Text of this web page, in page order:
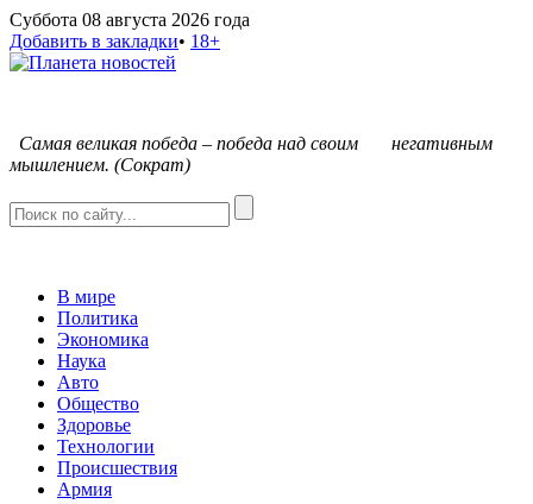
Суббота 08 августа 2026 года
Добавить в закладки• 18+
Самая великая победа – победа над своим негативным
мышлением. (Сократ)
В мире
Политика
Экономика
Наука
Авто
Общество
Здоровье
Технологии
Происшествия
Армия